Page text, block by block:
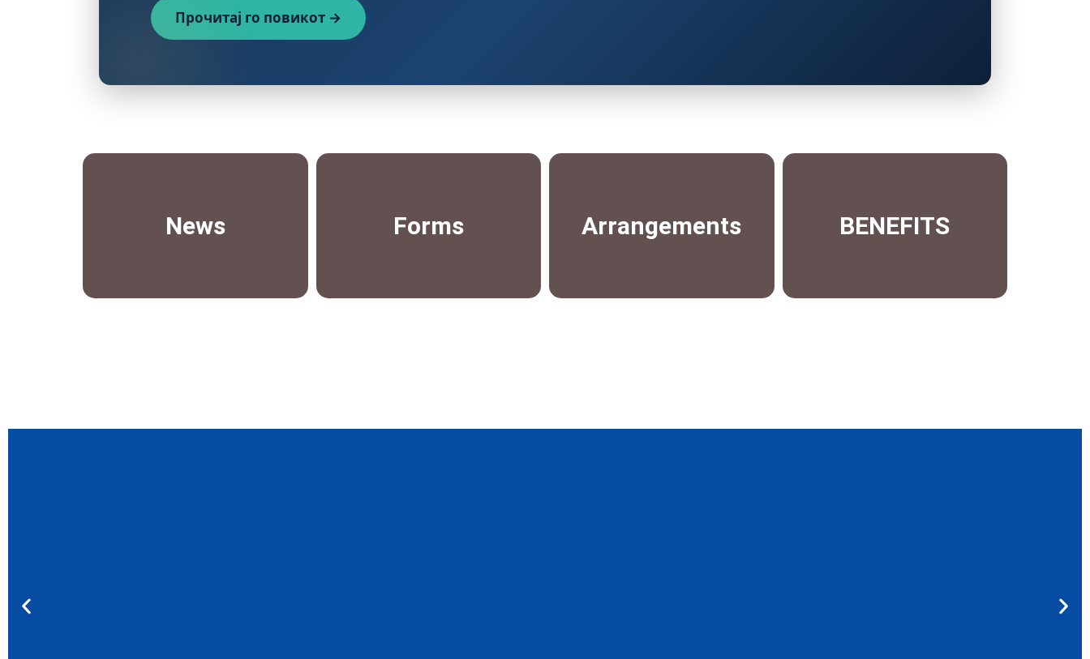
Прочитај го повикот →
News Forms Arrangements BENEFITS